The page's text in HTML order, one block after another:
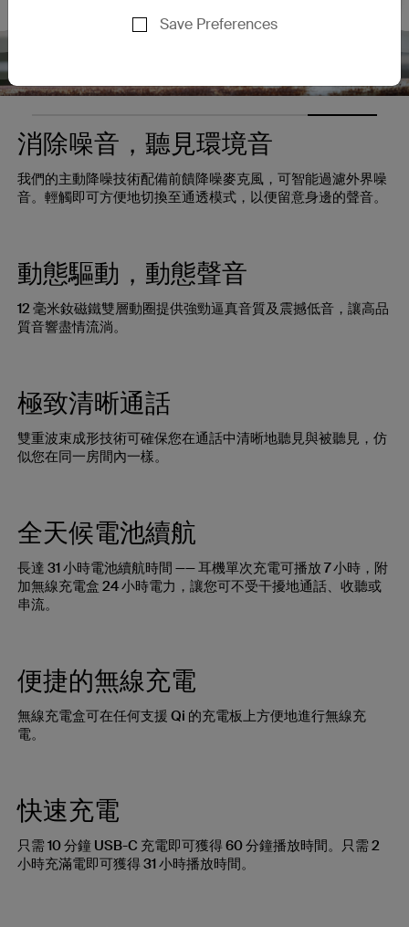
Save Preferences
消除噪音，聽見環境音
我們的主動降噪技術配備前饋降噪麥克風，可智能過濾外界噪
音。輕觸即可方便地切換至通透模式，以便留意身邊的聲音。
動態驅動，動態聲音
12 毫米釹磁鐵雙層動圈提供強勁逼真音質及震撼低音，讓高品
質音響盡情流淌。
極致清晰通話
雙重波束成形技術可確保您在通話中清晰地聽見與被聽見，仿
似您在同一房間內一樣。
全天候電池續航
長達 31 小時電池續航時間 —— 耳機單次充電可播放 7 小時，附
加無線充電盒 24 小時電力，讓您可不受干擾地通話、收聽或
串流。
便捷的無線充電
無線充電盒可在任何支援 Qi 的充電板上方便地進行無線充
電。
快速充電
只需 10 分鐘 USB-C 充電即可獲得 60 分鐘播放時間。只需 2
小時充滿電即可獲得 31 小時播放時間。